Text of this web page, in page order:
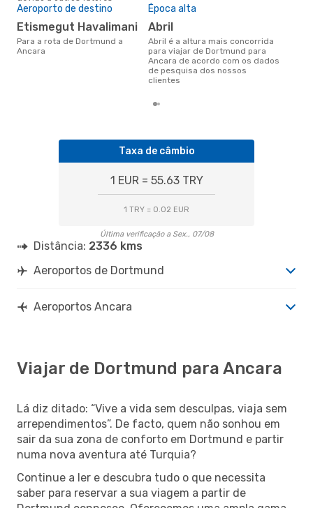
Aeroporto de destino
Etismegut Havalimani
Para a rota de Dortmund a
Ancara
Época alta
abril
abril é a altura mais concorrida
para viajar de Dortmund para
Ancara de acordo com os dados
de pesquisa dos nossos
clientes
Taxa de câmbio
1 EUR = 55.63 TRY
1 TRY = 0.02 EUR
Última verificação a Sex., 07/08
Distância: 2336 kms
Aeroportos de Dortmund
Aeroportos Ancara
Viajar de Dortmund para Ancara
Lá diz ditado: “Vive a vida sem desculpas, viaja sem
arrependimentos”. De facto, quem não sonhou em
sair da sua zona de conforto em Dortmund e partir
numa nova aventura até Turquia?
Continue a ler e descubra tudo o que necessita
saber para reservar a sua viagem a partir de